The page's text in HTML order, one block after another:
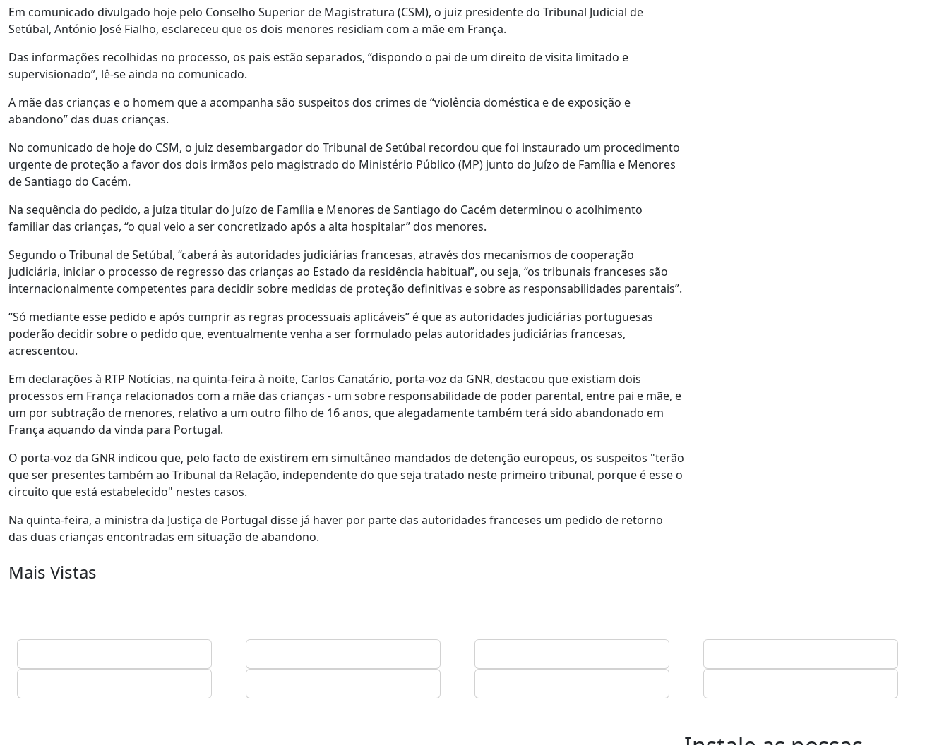
Em comunicado divulgado hoje pelo Conselho Superior de Magistratura (CSM), o juiz presidente do Tribunal Judicial de
Setúbal, António José Fialho, esclareceu que os dois menores residiam com a mãe em França.
Das informações recolhidas no processo, os pais estão separados, “dispondo o pai de um direito de visita limitado e
supervisionado”, lê-se ainda no comunicado.
A mãe das crianças e o homem que a acompanha são suspeitos dos crimes de “violência doméstica e de exposição e
abandono” das duas crianças.
No comunicado de hoje do CSM, o juiz desembargador do Tribunal de Setúbal recordou que foi instaurado um procedimento
urgente de proteção a favor dos dois irmãos pelo magistrado do Ministério Público (MP) junto do Juízo de Família e Menores
de Santiago do Cacém.
Na sequência do pedido, a juíza titular do Juízo de Família e Menores de Santiago do Cacém determinou o acolhimento
familiar das crianças, “o qual veio a ser concretizado após a alta hospitalar” dos menores.
Segundo o Tribunal de Setúbal, “caberá às autoridades judiciárias francesas, através dos mecanismos de cooperação
judiciária, iniciar o processo de regresso das crianças ao Estado da residência habitual”, ou seja, “os tribunais franceses são
internacionalmente competentes para decidir sobre medidas de proteção definitivas e sobre as responsabilidades parentais”.
“Só mediante esse pedido e após cumprir as regras processuais aplicáveis” é que as autoridades judiciárias portuguesas
poderão decidir sobre o pedido que, eventualmente venha a ser formulado pelas autoridades judiciárias francesas,
acrescentou.
Em declarações à RTP Notícias, na quinta-feira à noite, Carlos Canatário, porta-voz da GNR, destacou que existiam dois
processos em França relacionados com a mãe das crianças - um sobre responsabilidade de poder parental, entre pai e mãe, e
um por subtração de menores, relativo a um outro filho de 16 anos, que alegadamente também terá sido abandonado em
França aquando da vinda para Portugal.
O porta-voz da GNR indicou que, pelo facto de existirem em simultâneo mandados de detenção europeus, os suspeitos "terão
que ser presentes também ao Tribunal da Relação, independente do que seja tratado neste primeiro tribunal, porque é esse o
circuito que está estabelecido" nestes casos.
Na quinta-feira, a ministra da Justiça de Portugal disse já haver por parte das autoridades franceses um pedido de retorno
das duas crianças encontradas em situação de abandono.
Mais Vistas